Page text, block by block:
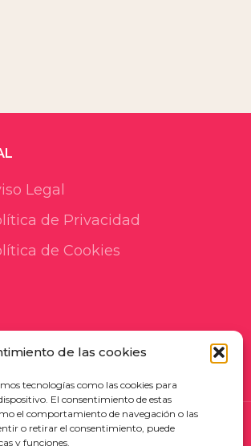
de las cookies
tecnologías como las cookies para
El consentimiento de estas
el comportamiento de navegación o las
o retirar el consentimiento, puede
y funciones.
Legal
de Privacidad
de Cookies